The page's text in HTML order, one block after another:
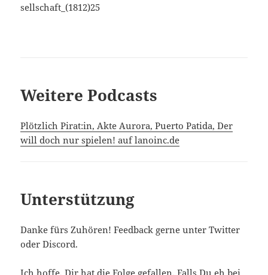
sellschaft_(1812)25
Weitere Podcasts
Plötzlich Pirat:in, Akte Aurora, Puerto Patida, Der
will doch nur spielen! auf lanoinc.de
Unterstützung
Danke fürs Zuhören! Feedback gerne unter Twitter
oder Discord.